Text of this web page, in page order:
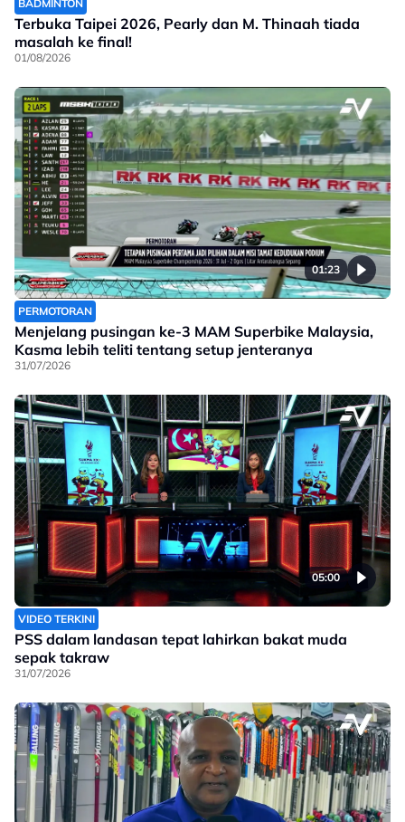
BADMINTON
Terbuka Taipei 2026, Pearly dan M. Thinaah tiada
masalah ke final!
01/08/2026
01:23
PERMOTORAN
Menjelang pusingan ke-3 MAM Superbike Malaysia,
Kasma lebih teliti tentang setup jenteranya
31/07/2026
05:00
VIDEO TERKINI
PSS dalam landasan tepat lahirkan bakat muda
sepak takraw
31/07/2026